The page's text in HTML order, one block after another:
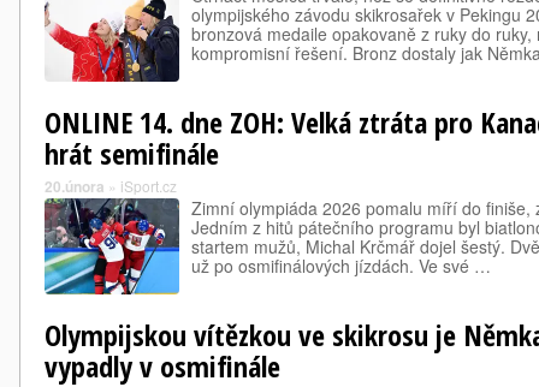
olympijského závodu skikrosařek v Pekingu
bronzová medaile opakovaně z ruky do
kompromisní řešení. Bronz dostaly jak
ONLINE 14. dne ZOH: Velká ztráta pro
hrát semifinále
20.února » iSport.cz
Zimní olympiáda 2026 pomalu míří do finiše,
Jedním z hitů pátečního programu byl
startem mužů, Michal Krčmář dojel šestý.
už po osmifinálových jízdách. Ve své …
Olympijskou vítězkou ve skikrosu je
vypadly v osmifinále